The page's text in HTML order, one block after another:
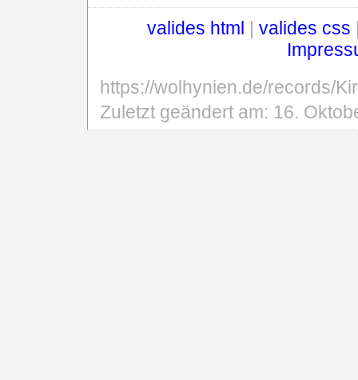
valides html | valides css
https://wolhynien.de/records/
Zuletzt geändert am: 16.